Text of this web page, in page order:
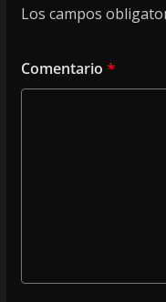
Los campos
Comentario *